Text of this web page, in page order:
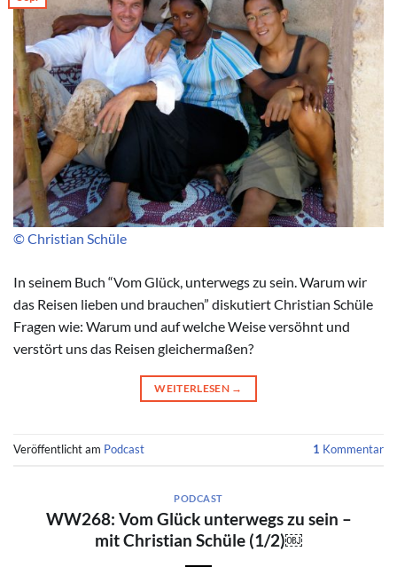
© Christian Schüle
In seinem Buch “Vom Glück, unterwegs zu sein. Warum wir
das Reisen lieben und brauchen” diskutiert Christian Schüle
Fragen wie: Warum und auf welche Weise versöhnt und
verstört uns das Reisen gleichermaßen?
WEITERLESEN →
Veröffentlicht am Podcast 1 Kommentar
PODCAST
WW268: Vom Glück unterwegs zu sein –
mit Christian Schüle (1/2)￼